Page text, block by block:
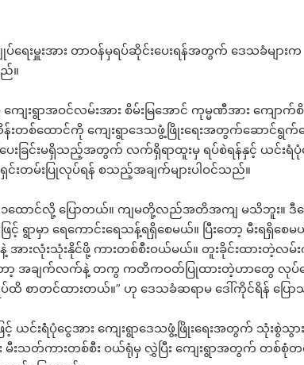
ရေးမှူးအား တာဝန်မှရပ်ဆိုင်းပေးရန်အတွက် ဒေသခံများက
။
ကျေးရွာအဝင်လမ်းအား စိမ်းမြအောင် ကုမ္မဏီအား ကျောက်စိ
းတစ်ထောင်ကို ကျေးရွာဒေသဖွံ့ဖြိုးရေးအတွက်ဆောင်ရွက်ပ
ြင်းမရှိသည့်အတွက် လက်ရှိရာထူးမှ ရပ်စဲရန်နှင့် ယင်းရံပုံငွ
းတမ်းပြုလုပ်ရန် စသည့်အချက်များပါဝင်သည်။
၁ထောင်လို့ ပြောတယ်။ ကျမတို့လည်အတိအကျ မသိဘူး။ ဒီက
င့် ရွာမှာ ရေကောင်းရေသန့်ရရှိစေမယ်။ ပြီးတော့ မီးရရှိစေ
ဘဲနဲ့ အားလုံးသုံးနိုင်ဖို့ ကားတစ်စီးဝယ်မယ်။ တူးခိုင်းထားတဲ့လမ်
းတော့ အချက်လက်နဲ့ တကွ ကတိကဝတ်ပြုထားတဲ့ဟာတွေ လုပ်ဆ
ထိ စာတင်ထားတယ်။” ဟု ဒေသခံဆရာမ ဒေါ်ကိုင်ရိန် ပြေ
င့် ယင်းရံံပုံငွေအား ကျေးရွာဒေသဖွံ့ဖြိုးရေးအတွက် သုံးစွဲသွ
မီးသတ်ကားတစ်စီး ဝယ်ရုံမှ လွှဲပြီး ကျေးရွာအတွက် တစ်စုံတ